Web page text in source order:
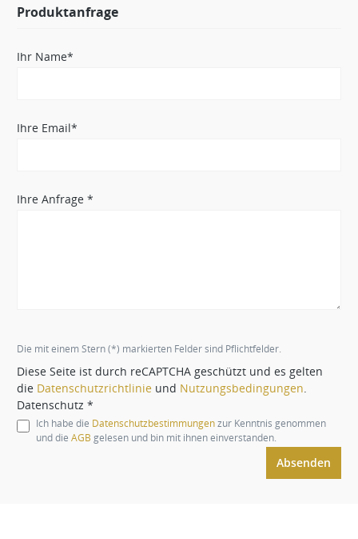
Produktanfrage
Ihr Name*
Ihre Email*
Ihre Anfrage *
Die mit einem Stern (*) markierten Felder sind Pflichtfelder.
Diese Seite ist durch reCAPTCHA geschützt und es gelten
die Datenschutzrichtlinie und Nutzungsbedingungen.
Datenschutz *
Ich habe die Datenschutzbestimmungenzur Kenntnis genommen
und die AGB gelesen und bin mit ihnen einverstanden.
Absenden